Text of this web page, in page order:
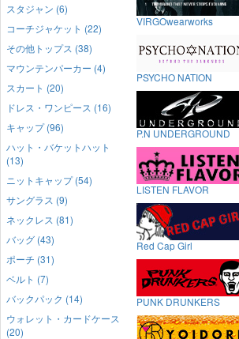
スタジャン (6)
コーチジャケット (22)
その他トップス (38)
マウンテンパーカー (4)
スカート (20)
ドレス・ワンピース (16)
キャップ (96)
ハット・バケットハット
(13)
ニットキャップ (54)
サングラス (9)
ネックレス (81)
バッグ (43)
ポーチ (31)
ベルト (7)
バックパック (14)
ウォレット・カードケース
(20)
VIRGOwearworks
PSYCHO NATION
P.N UNDERGROUND
LISTEN FLAVOR
Red Cap Girl
PUNK DRUNKERS